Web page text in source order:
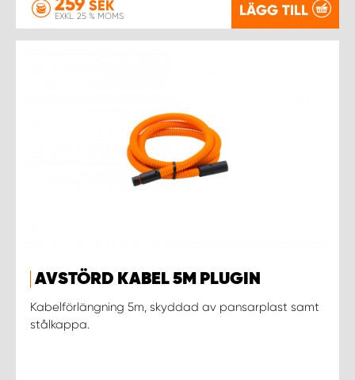
SEK
EXKL. 25 % MOMS LÄGG TILL
AVSTÖRD KABEL 5M PLUGIN
Kabelförlängning 5m, skyddad av pansarplast samt
stålkappa.